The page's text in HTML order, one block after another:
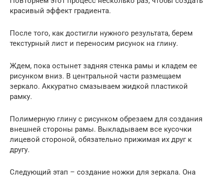
красивый эффект градиента.
После того, как достигли нужного результата, берем
текстурный лист и переносим рисунок на глину.
Ждем, пока остынет задняя стенка рамы и кладем ее
рисунком вниз. В центральной части размещаем
зеркало. Аккуратно смазываем жидкой пластикой
рамку.
Полимерную глину с рисунком обрезаем для создания
внешней стороны рамы. Выкладываем все кусочки
лицевой стороной, обязательно прижимая их друг к
другу.
Следующий этап – создание ножки для зеркала. Она